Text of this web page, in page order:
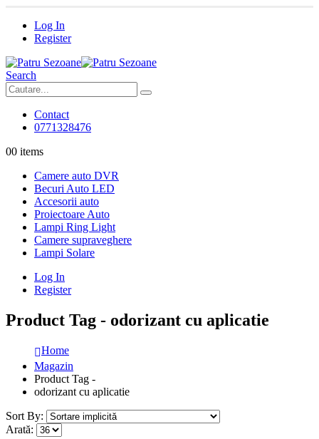
Log In
Register
Search
Contact
0771328476
00 items
Camere auto DVR
Becuri Auto LED
Accesorii auto
Proiectoare Auto
Lampi Ring Light
Camere supraveghere
Lampi Solare
Log In
Register
Product Tag - odorizant cu aplicatie
Home
Magazin
Product Tag -
odorizant cu aplicatie
Sort By:
Arată: